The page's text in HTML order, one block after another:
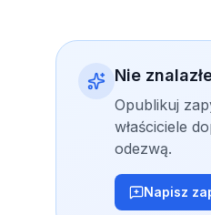
Nie
Opublikuj
właściciele
odezwą.
Napisz